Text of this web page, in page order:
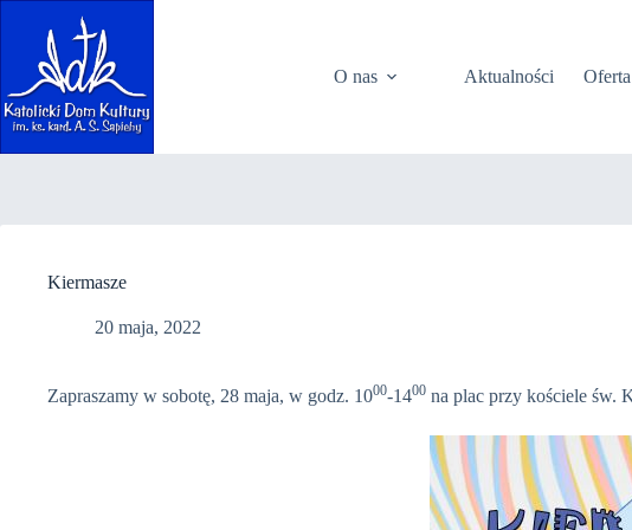
O nas
Aktualności Oferta
Kiermasze
20 maja, 2022
Zapraszamy w sobotę, 28 maja, w godz. 1000-1400 na plac przy kościele św.